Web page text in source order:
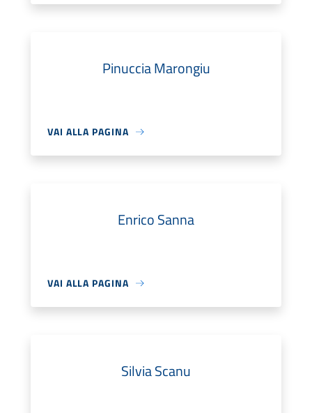
Pinuccia Marongiu
VAI ALLA PAGINA
Enrico Sanna
VAI ALLA PAGINA
Silvia Scanu